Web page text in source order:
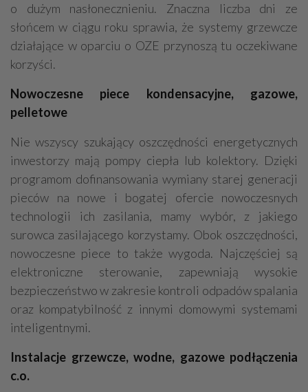
o dużym nasłonecznieniu. Znaczna liczba dni ze
słońcem w ciągu roku sprawia, że systemy grzewcze
działające w oparciu o OZE przynoszą tu oczekiwane
korzyści.
Nowoczesne piece kondensacyjne, gazowe,
pelletowe
Nie wszyscy szukający oszczędności energetycznych
inwestorzy mają pompy ciepła lub kolektory. Dzięki
programom dofinansowania wymiany starej generacji
pieców na nowe i bogatej ofercie nowoczesnych
technologii ich zasilania, mamy wybór, z jakiego
surowca zasilającego korzystamy. Obok oszczędności,
nowoczesne piece to także wygoda. Najczęściej są
elektroniczne sterowanie, zapewniają wysokie
bezpieczeństwo w zakresie kontroli odpadów spalania
oraz kompatybilność z innymi domowymi systemami
inteligentnymi.
Instalacje grzewcze, wodne, gazowe podłączenia
c.o.